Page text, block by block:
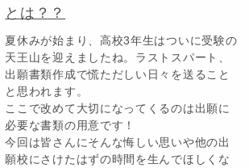
とは？？
夏休みが始まり、高校3年生はついに受験の
天王山を迎えましたね。ラストスパート、
出願書類作成で慌ただしい日々を送ること
と思われます。
ここで改めて大切になってくるのは出願に
必要な書類の用意です！
今回は皆さんにそんな悔しい思いや他の出
願校にさけたはずの時間を生んでほしくな